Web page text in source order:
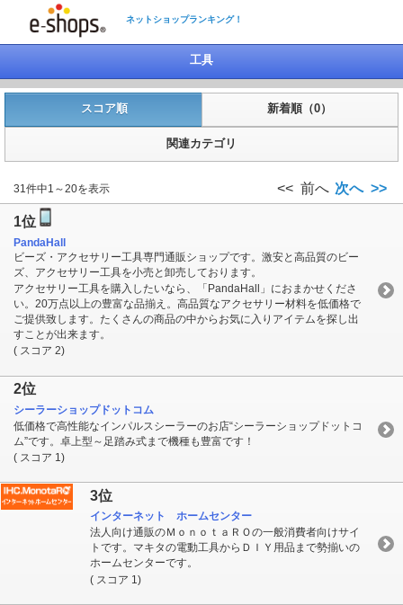
ネットショップランキング！
工具
スコア順 新着順（0）
関連カテゴリ
31件中1～20を表示 << 前へ 次へ >>
1位
PandaHall
ビーズ・アクセサリー工具専門通販ショップです。激安と高品質のビー
ズ、アクセサリー工具を小売と卸売しております。
アクセサリー工具を購入したいなら、「PandaHall」におまかせくださ
い。20万点以上の豊富な品揃え。高品質なアクセサリー材料を低価格で
ご提供致します。たくさんの商品の中からお気に入りアイテムを探し出
すことが出来ます。
( スコア 2)
2位
シーラーショップドットコム
低価格で高性能なインパルスシーラーのお店“シーラーショップドットコ
ム”です。卓上型～足踏み式まで機種も豊富です！
( スコア 1)
3位
インターネット ホームセンター
法人向け通販のＭｏｎｏｔａＲＯの一般消費者向けサイ
トです。マキタの電動工具からＤＩＹ用品まで勢揃いの
ホームセンターです。
( スコア 1)